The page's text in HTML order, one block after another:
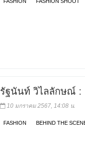
รัฐนันท์ วิไลลักษณ์ :
10 มกราคม 2567, 14:08 น.
FASHION BEHIND THE